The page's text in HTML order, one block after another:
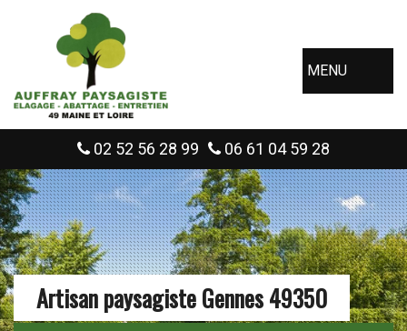
MENU
02 52 56 28 99 06 61 04 59 28
Artisan paysagiste Gennes 49350